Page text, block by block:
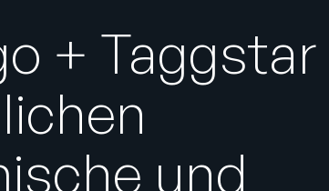
+ Taggstar
und